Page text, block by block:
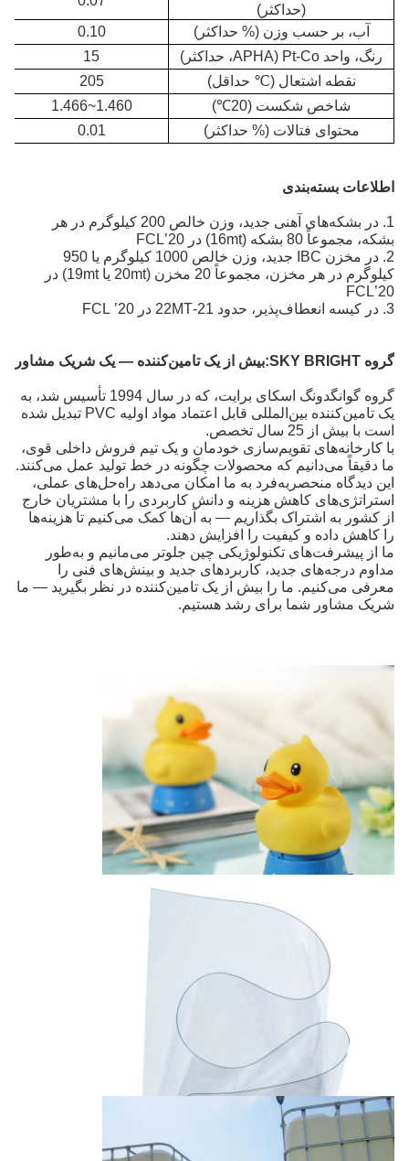
(حداکثر)
آب، بر حسب وزن (% حداکثر)
0.10
رنگ، واحد Pt-Co (APHA، حداکثر)
15
نقطه اشتعال (℃ حداقل)
205
شاخص شکست (20
℃
)
1.460~1.466
محتوای فتالات (% حداکثر)
0.01
اطلاعات بسته‌بندی
1. در بشکه‌های آهنی جدید، وزن خالص 200 کیلوگرم در هر
بشکه، مجموعاً 80 بشکه (16mt) در 20’FCL
2. در مخزن IBC جدید، وزن خالص 1000 کیلوگرم یا 950
کیلوگرم در هر مخزن، مجموعاً 20 مخزن (20mt یا 19mt) در
20’FCL
3. در کیسه انعطاف‌پذیر، حدود 21-22MT در 20’ FCL
گروه SKY BRIGHT: بیش از یک تامین‌کننده — یک شریک مشاور
گروه گوانگدونگ اسکای برایت، که در سال 1994 تأسیس شد، به
یک تامین‌کننده بین‌المللی قابل اعتماد مواد اولیه PVC تبدیل شده
است با بیش از 25 سال تخصص.
با کارخانه‌های تقویم‌سازی خودمان و یک تیم فروش داخلی قوی،
ما دقیقاً می‌دانیم که محصولات چگونه در خط تولید عمل می‌کنند.
این دیدگاه منحصربه‌فرد به ما امکان می‌دهد راه‌حل‌های عملی،
استراتژی‌های کاهش هزینه و دانش کاربردی را با مشتریان خارج
از کشور به اشتراک بگذاریم — به آن‌ها کمک می‌کنیم تا هزینه‌ها
را کاهش داده و کیفیت را افزایش دهند.
ما از پیشرفت‌های تکنولوژیکی چین جلوتر می‌مانیم و به‌طور
مداوم درجه‌های جدید، کاربردهای جدید و بینش‌های فنی را
معرفی می‌کنیم. ما را بیش از یک تامین‌کننده در نظر بگیرید — ما
شریک مشاور شما برای رشد هستیم.